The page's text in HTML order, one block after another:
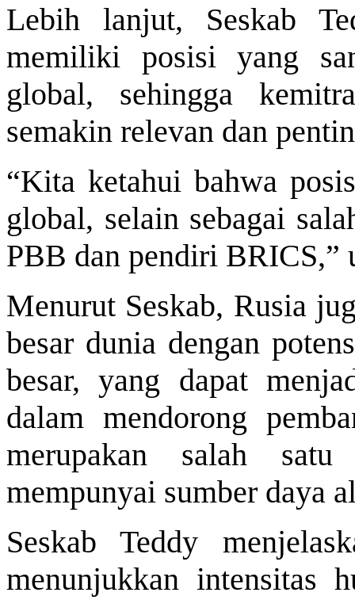
Lebih lanjut, Seskab
memiliki posisi yang
global, sehingga
semakin relevan dan
“Kita ketahui bahwa
global, selain sebagai
PBB dan pendiri BRICS,”
Menurut Seskab, Rusia
besar dunia dengan
besar, yang dapat
dalam mendorong
merupakan salah
mempunyai sumber daya
Seskab Teddy
menunjukkan intensitas